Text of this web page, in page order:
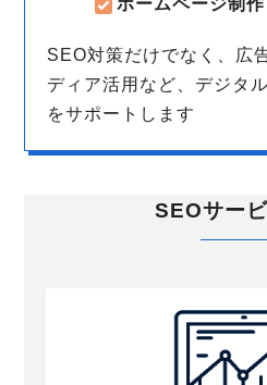
SEO対策だけでなく、広
ディア活用など、デジタ
をサポートします
SEOサー